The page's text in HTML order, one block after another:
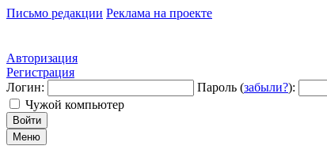
Письмо редакции Реклама на проекте
Авторизация
Регистрация
Логин:
Пароль (забыли?):
Чужой компьютер
Войти
Меню